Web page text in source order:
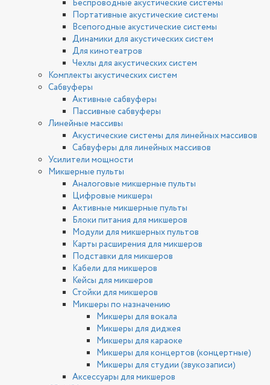
Беспроводные акустические системы
Портативные акустические системы
Всепогодные акустические системы
Динамики для акустических систем
Для кинотеатров
Чехлы для акустических систем
Комплекты акустических систем
Сабвуферы
Активные сабвуферы
Пассивные сабвуферы
Линейные массивы
Акустические системы для линейных массивов
Сабвуферы для линейных массивов
Усилители мощности
Микшерные пульты
Аналоговые микшерные пульты
Цифровые микшеры
Активные микшерные пульты
Блоки питания для микшеров
Модули для микшерных пультов
Карты расширения для микшеров
Подставки для микшеров
Кабели для микшеров
Кейсы для микшеров
Стойки для микшеров
Микшеры по назначению
Микшеры для вокала
Микшеры для диджея
Микшеры для караоке
Микшеры для концертов (концертные)
Микшеры для студии (звукозаписи)
Аксессуары для микшеров